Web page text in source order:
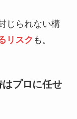
じられない構
リスク も。
プロに任せ